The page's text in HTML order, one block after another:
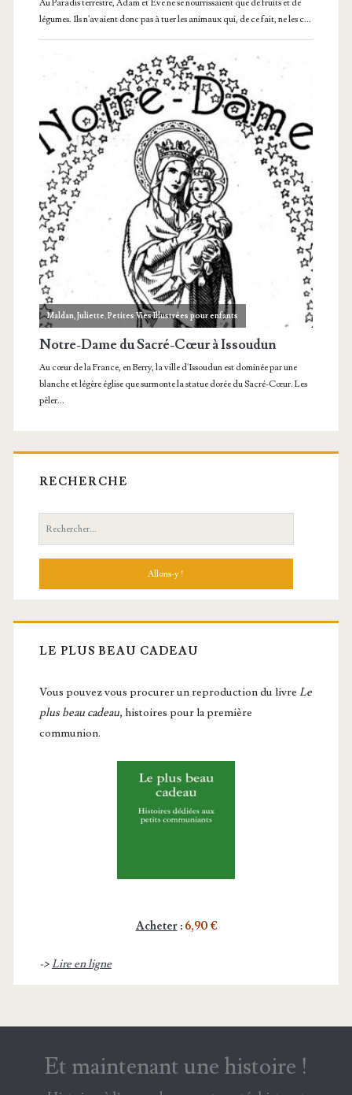
RECHERCHE
Recherche:
LE PLUS BEAU CADEAU
Vous pou­vez vous pro­cu­rer un repro­duc­tion du livre Le
plus beau cadeau, histoires pour la première
communion.
Acheter: 6,90 €
->Lire en ligne
Et maintenant une histoire !